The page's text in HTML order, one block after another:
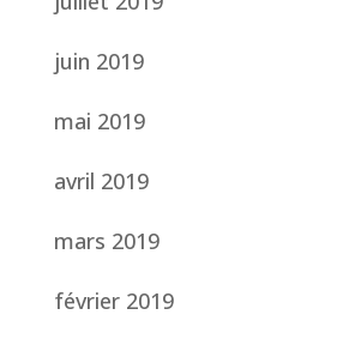
juin 2019
mai 2019
avril 2019
mars 2019
février 2019